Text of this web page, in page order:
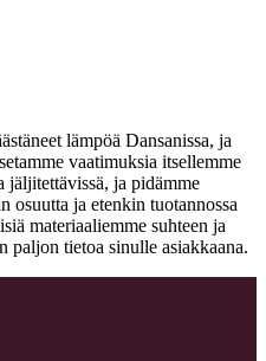
lämpöä Dansanissa, ja
vaatimuksia itsellemme
ja pidämme
osuutta ja etenkin tuotannossa
materiaaliemme suhteen ja
paljon tietoa sinulle asiakkaana.